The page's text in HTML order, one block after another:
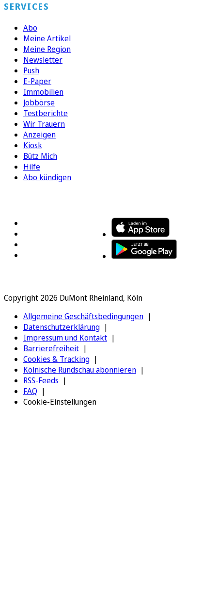
SERVICES
Abo
Meine Artikel
Meine Region
Newsletter
Push
E-Paper
Immobilien
Jobbörse
Testberichte
Wir Trauern
Anzeigen
Kiosk
Bütz Mich
Hilfe
Abo kündigen
Copyright 2026 DuMont Rheinland, Köln
Allgemeine Geschäftsbedingungen
Datenschutzerklärung
Impressum und Kontakt
Barrierefreiheit
Cookies & Tracking
Kölnische Rundschau abonnieren
RSS-Feeds
FAQ
Cookie-Einstellungen